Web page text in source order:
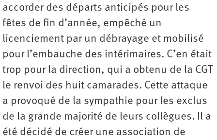
accorder des départs anticipés pour les
fêtes de fin d’année, empêché un
licenciement par un débrayage et mobilisé
pour l’embauche des intérimaires. C’en était
trop pour la direction, qui a obtenu de la CGT
le renvoi des huit camarades. Cette attaque
a provoqué de la sympathie pour les exclus
de la grande majorité de leurs collègues. Il a
été décidé de créer une association de